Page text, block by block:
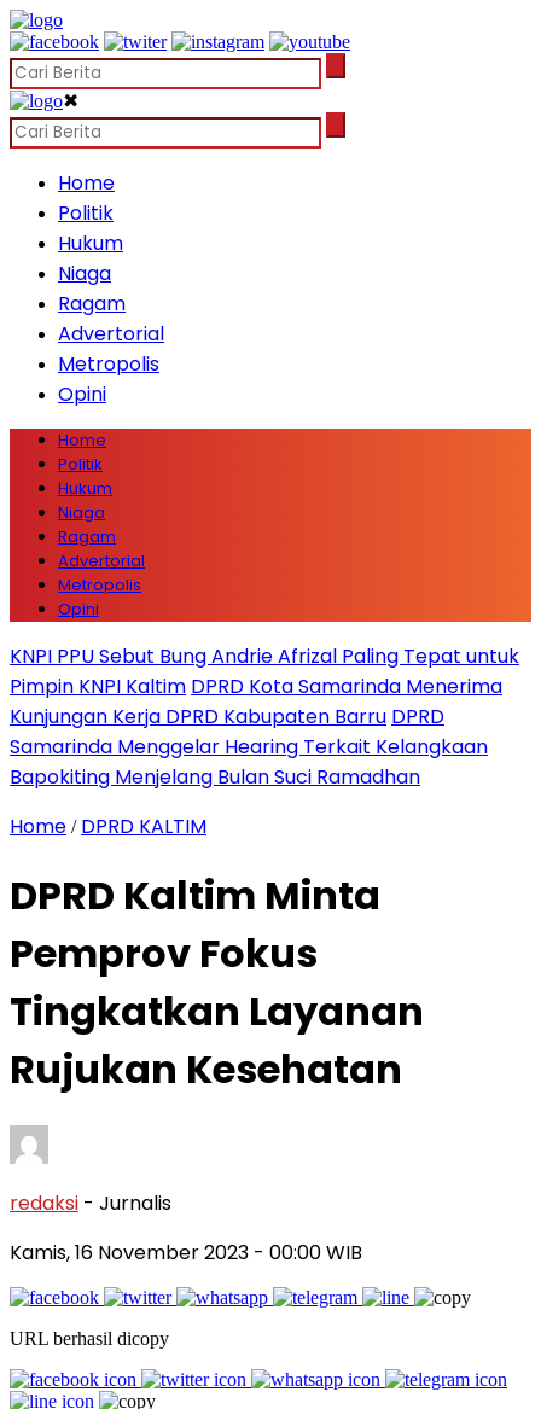
✖
Home
Politik
Hukum
Niaga
Ragam
Advertorial
Metropolis
Opini
Home
Politik
Hukum
Niaga
Ragam
Advertorial
Metropolis
Opini
KNPI PPU Sebut Bung Andrie Afrizal Paling Tepat untuk
Pimpin KNPI Kaltim DPRD Kota Samarinda Menerima
Kunjungan Kerja DPRD Kabupaten Barru DPRD
Samarinda Menggelar Hearing Terkait Kelangkaan
Bapokiting Menjelang Bulan Suci Ramadhan
Home / DPRD KALTIM
DPRD Kaltim Minta
Pemprov Fokus
Tingkatkan Layanan
Rujukan Kesehatan
redaksi - Jurnalis
Kamis, 16 November 2023 - 00:00 WIB
URL berhasil dicopy